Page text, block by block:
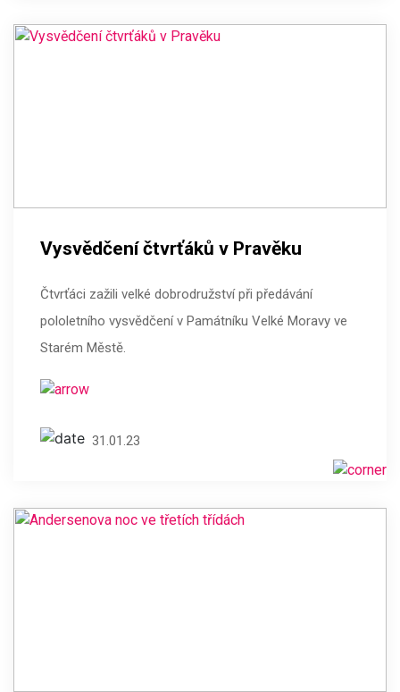
Vysvědčení čtvrťáků v Pravěku
Čtvrťáci zažili velké dobrodružství při předávání
pololetního vysvědčení v Památníku Velké Moravy ve
Starém Městě.
31.01.23